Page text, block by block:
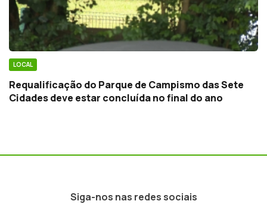
LOCAL
Requalificação do Parque de Campismo das Sete
Cidades deve estar concluída no final do ano
Siga-nos nas redes sociais